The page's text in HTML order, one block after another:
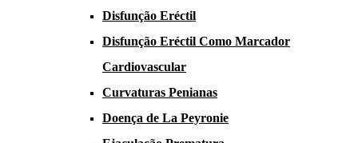
Disfunção Eréctil
Disfunção Eréctil Como Marcador
Cardiovascular
Curvaturas Penianas
Doença de La Peyronie​​